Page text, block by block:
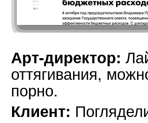
Арт-директор:
оттягивания,
порно.
Клиент: